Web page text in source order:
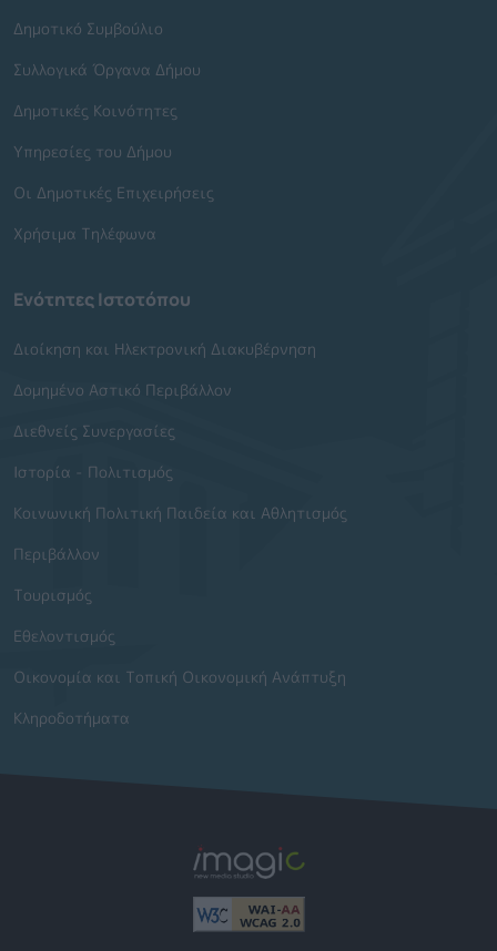
Δημοτικό Συμβούλιο
Συλλογικά Όργανα Δήμου
Δημοτικές Κοινότητες
Υπηρεσίες του Δήμου
Οι Δημοτικές Επιχειρήσεις
Χρήσιμα Τηλέφωνα
Ενότητες Ιστοτόπου
Διοίκηση και Ηλεκτρονική Διακυβέρνηση
Δομημένο Αστικό Περιβάλλον
Διεθνείς Συνεργασίες
Ιστορία - Πολιτισμός
Κοινωνική Πολιτική Παιδεία και Αθλητισμός
Περιβάλλον
Τουρισμός
Εθελοντισμός
Οικονομία και Τοπική Οικονομική Ανάπτυξη
Κληροδοτήματα